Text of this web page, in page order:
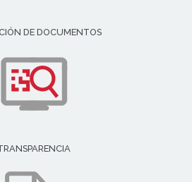
DE DOCUMENTOS